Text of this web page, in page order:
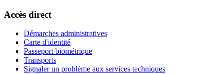
Accès direct
Démarches administratives
Carte d'identité
Passeport biométrique
Transports
Signaler un problème aux services techniques